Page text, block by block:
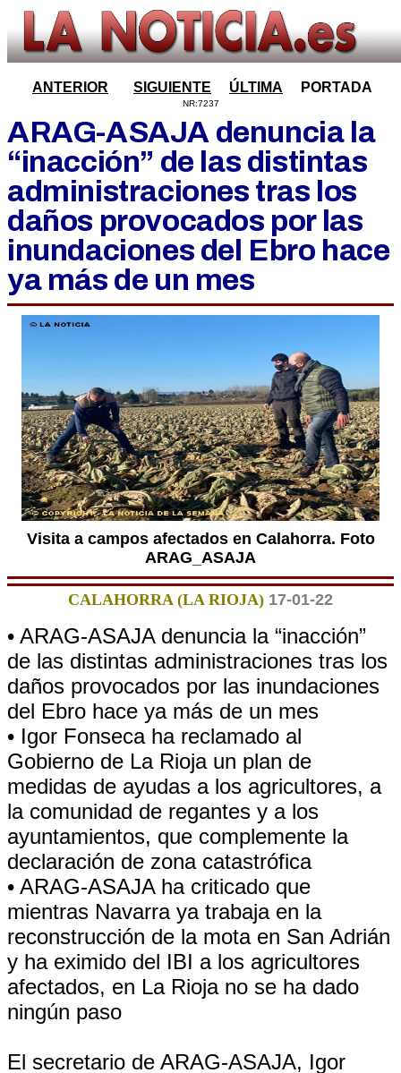
ANTERIOR SIGUIENTE ÚLTIMA PORTADA
NR:7237
ARAG-ASAJA denuncia la
“inacción” de las distintas
administraciones tras los
daños provocados por las
inundaciones del Ebro hace
ya más de un mes
Visita a campos afectados en Calahorra. Foto
ARAG_ASAJA
CALAHORRA (LA RIOJA) 17-01-22
• ARAG-ASAJA denuncia la “inacción”
de las distintas administraciones tras los
daños provocados por las inundaciones
del Ebro hace ya más de un mes
• Igor Fonseca ha reclamado al
Gobierno de La Rioja un plan de
medidas de ayudas a los agricultores, a
la comunidad de regantes y a los
ayuntamientos, que complemente la
declaración de zona catastrófica
• ARAG-ASAJA ha criticado que
mientras Navarra ya trabaja en la
reconstrucción de la mota en San Adrián
y ha eximido del IBI a los agricultores
afectados, en La Rioja no se ha dado
ningún paso
El secretario de ARAG-ASAJA, Igor